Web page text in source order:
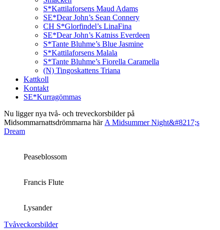
S*Kattilaforsens Maud Adams
SE*Dear John’s Sean Connery
CH S*Glorfindel’s LinaFina
SE*Dear John’s Katniss Everdeen
S*Tante Bluhme’s Blue Jasmine
S*Kattilaforsens Malala
S*Tante Bluhme’s Fiorella Caramella
(N) Tingoskattens Triana
Kattkoll
Kontakt
SE*Kurragömmas
Nu ligger nya två- och treveckorsbilder på
Midsommarnattsdrömmarna här A Midsummer Night&#8217;s
Dream
Peaseblossom
Francis Flute
Lysander
Tvåveckorsbilder